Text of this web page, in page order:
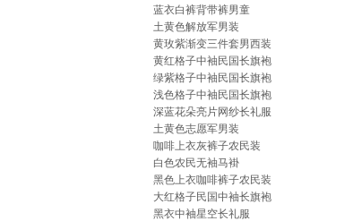
蓝衣白裤背带裤男童
土黄色解放军男装
黄玫紫渐变三件套男西装
黄红格子中袖民国长旗袍
绿紫格子中袖民国长旗袍
浅色格子中袖民国长旗袍
深蓝花朵亮片网纱长礼服
土黄色志愿军男装
咖啡上衣灰裤子农民装
白色农民无袖马褂
黑色上衣咖啡裤子农民装
大红格子民国中袖长旗袍
黑衣中袖星空长礼服